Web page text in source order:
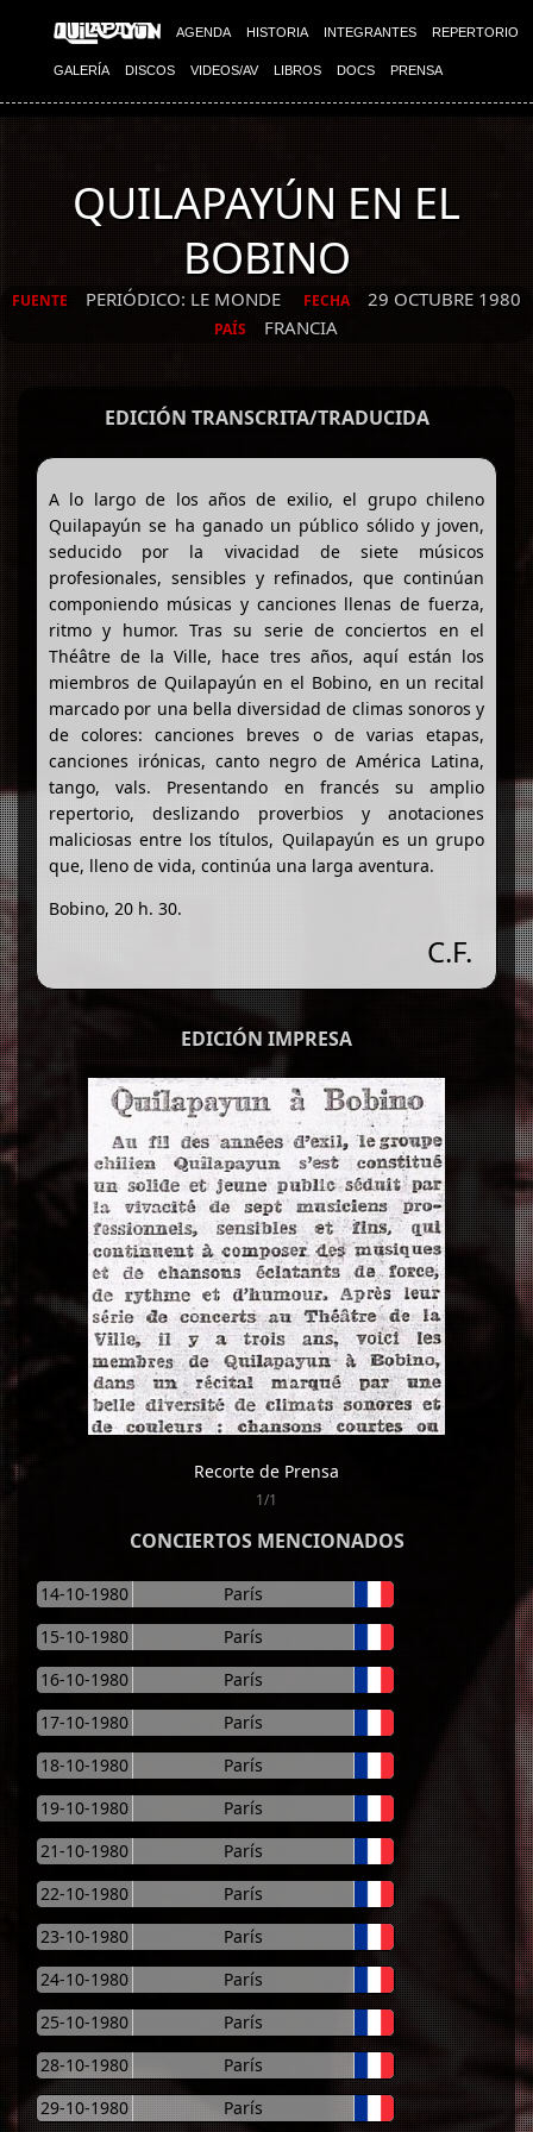
AGENDA HISTORIA INTEGRANTES REPERTORIO
GALERÍA DISCOS VIDEOS/AV LIBROS DOCS PRENSA
QUILAPAYÚN EN EL
BOBINO
FUENTE PERIÓDICO: LE MONDE FECHA 29 OCTUBRE 1980
PAÍS FRANCIA
EDICIÓN TRANSCRITA/TRADUCIDA
A lo largo de los años de exilio, el grupo chileno
Quilapayún se ha ganado un público sólido y joven,
seducido por la vivacidad de siete músicos
profesionales, sensibles y refinados, que continúan
componiendo músicas y canciones llenas de fuerza,
ritmo y humor. Tras su serie de conciertos en el
Théâtre de la Ville, hace tres años, aquí están los
miembros de Quilapayún en el Bobino, en un recital
marcado por una bella diversidad de climas sonoros y
de colores: canciones breves o de varias etapas,
canciones irónicas, canto negro de América Latina,
tango, vals. Presentando en francés su amplio
repertorio, deslizando proverbios y anotaciones
maliciosas entre los títulos, Quilapayún es un grupo
que, lleno de vida, continúa una larga aventura.
Bobino, 20 h. 30.
C.F.
EDICIÓN IMPRESA
Recorte de Prensa
1/1
CONCIERTOS MENCIONADOS
14-10-1980
París
15-10-1980
París
16-10-1980
París
17-10-1980
París
18-10-1980
París
19-10-1980
París
21-10-1980
París
22-10-1980
París
23-10-1980
París
24-10-1980
París
25-10-1980
París
28-10-1980
París
29-10-1980
París